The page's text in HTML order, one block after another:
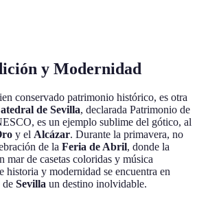
y Modernidad
conservado patrimonio histórico, es otra
de Sevilla, declarada Patrimonio de
es un ejemplo sublime del gótico, al
y el Alcázar. Durante la primavera, no
de la Feria de Abril, donde la
mar de casetas coloridas y música
historia y modernidad se encuentra en
de Sevilla un destino inolvidable.